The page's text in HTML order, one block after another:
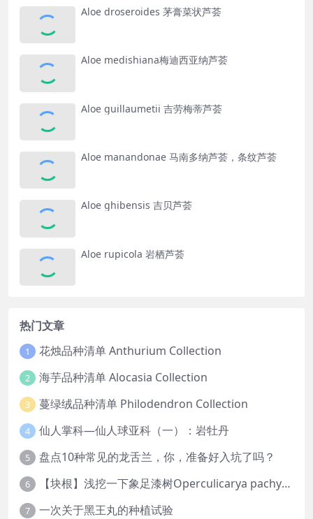
Aloe droseroides 茅膏菜状芦荟
Aloe medishiana梅迪西亚纳芦荟
Aloe guillaumetii 吉劳梅蒂芦荟
Aloe manandonae 马南多纳芦荟，条纹芦荟
Aloe ghibensis 吉贝芦荟
Aloe rupicola 岩栖芦荟
热门文章
1 花烛品种清单 Anthurium Collection
2 海芋品种清单 Alocasia Collection
3 蔓绿绒品种清单 Philodendron Collection
4 仙人掌科—仙人球亚科（一）：岩牡丹
5 盘点10种常见的龙舌兰，你，准备好入坑了吗？
6 【块根】浅挖一下象足漆树Operculicarya pachypus
7 一次关于黑王丸的种植试验